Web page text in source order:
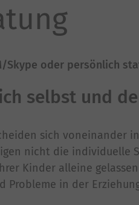
Skype oder persönlich
selbst und
sich voneinander
nicht die individuelle
Kinder alleine
Probleme in der